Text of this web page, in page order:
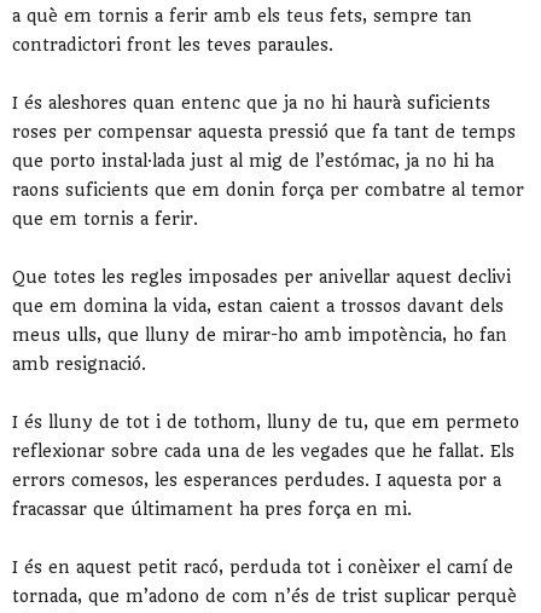
a què em tornis a ferir amb els teus fets, sempre tan
contradictori front les teves paraules.
I és aleshores quan entenc que ja no hi haurà suficients
roses per compensar aquesta pressió que fa tant de temps
que porto instal·lada just al mig de l’estómac, ja no hi ha
raons suficients que em donin força per combatre al temor
que em tornis a ferir.
Que totes les regles imposades per anivellar aquest declivi
que em domina la vida, estan caient a trossos davant dels
meus ulls, que lluny de mirar-ho amb impotència, ho fan
amb resignació.
I és lluny de tot i de tothom, lluny de tu, que em permeto
reflexionar sobre cada una de les vegades que he fallat. Els
errors comesos, les esperances perdudes. I aquesta por a
fracassar que últimament ha pres força en mi.
I és en aquest petit racó, perduda tot i conèixer el camí de
tornada, que m’adono de com n’és de trist suplicar perquè